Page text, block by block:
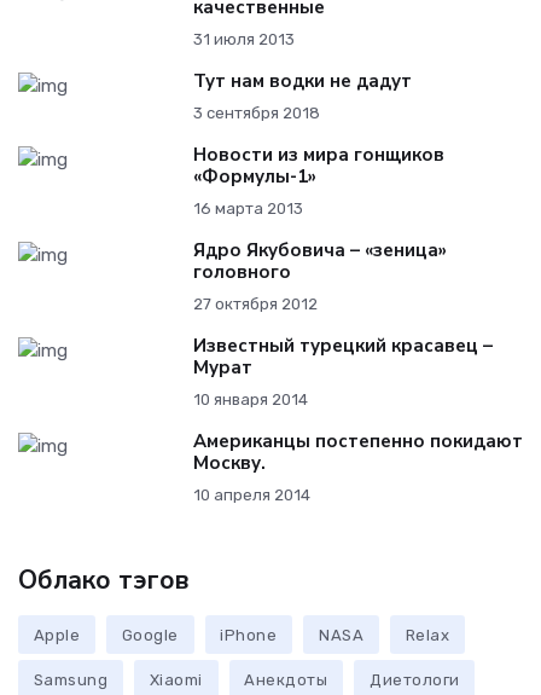
качественные
31 июля 2013
Тут нам водки не дадут
3 сентября 2018
Новости из мира гонщиков
«Формулы-1»
16 марта 2013
Ядро Якубовича – «зеница»
головного
27 октября 2012
Известный турецкий красавец –
Мурат
10 января 2014
Американцы постепенно покидают
Москву.
10 апреля 2014
Облако тэгов
Apple Google iPhone NASA Relax
Samsung Xiaomi Анекдоты Диетологи